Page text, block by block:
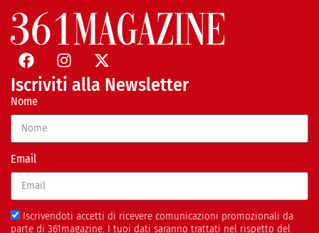
Iscriviti alla Newsletter
Nome
Email
Iscrivendoti accetti di ricevere comunicazioni promozionali da
parte di 361magazine. I tuoi dati saranno trattati nel rispetto del